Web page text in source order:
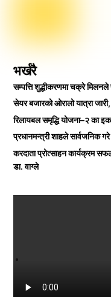
भर्खरै
सम्पत्ति शुद्धीकरणमा चक्रे मिलनले
सेयर बजारको ओरालो यात्रा
रिलायबल समृद्धि योजना–२ का
प्रधानमन्त्री शाहले सार्वजनिक
करदाता प्रोत्साहन कार्यक्रम
डा. वाग्ले